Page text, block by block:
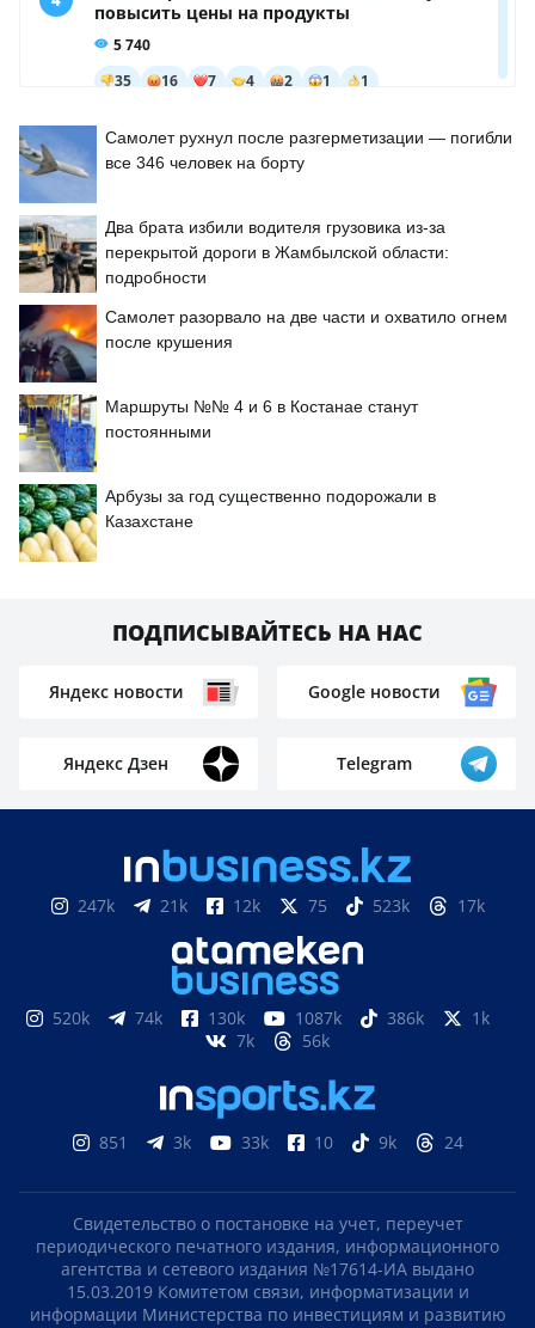
Самолет рухнул после разгерметизации — погибли
все 346 человек на борту
Два брата избили водителя грузовика из-за
перекрытой дороги в Жамбылской области:
подробности
Самолет разорвало на две части и охватило огнем
после крушения
Маршруты №№ 4 и 6 в Костанае станут
постоянными
Арбузы за год существенно подорожали в
Казахстане
ПОДПИСЫВАЙТЕСЬ НА НАС
Яндекс новости Google новости
Яндекс Дзен Telegram
247k 21k 12k 75 523k 17k
520k 74k 130k 1087k 386k
1k
7k
56k
851 3k 33k 10 9k 24
Свидетельство о постановке на учет, переучет
периодического печатного издания, информационного
агентства и сетевого издания №17614-ИА выдано
15.03.2019 Комитетом связи, информатизации и
информации Министерства по инвестициям и развитию